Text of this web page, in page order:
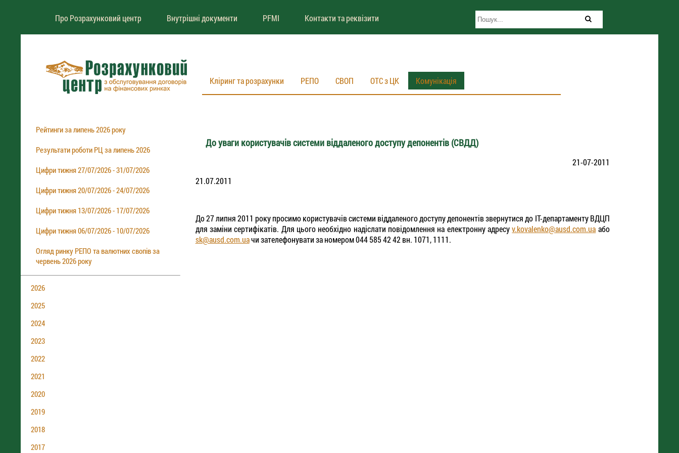
Про Розрахунковий центр Внутрішні документи PFMI Контакти та реквізити
Кліринг та розрахунки РЕПО СВОП ОТС з ЦК Комунікація
Рейтинги за липень 2026 року
Результати роботи РЦ за липень 2026
Цифри тижня 27/07/2026 - 31/07/2026
Цифри тижня 20/07/2026 - 24/07/2026
Цифри тижня 13/07/2026 - 17/07/2026
Цифри тижня 06/07/2026 - 10/07/2026
Огляд ринку РЕПО та валютних свопів за
червень 2026 року
2026
2025
2024
2023
2022
2021
2020
2019
2018
2017
До уваги користувачів системи віддаленого доступу депонентів (СВДД)
21-07-2011
21.07.2011
До 27 липня 2011 року просимо користувачів системи віддаленого доступу депонентів звернутися до ІТ-департаменту ВДЦП
для заміни сертифікатів. Для цього необхідно надіслати повідомлення на електронну адресуv.kovalenko@ausd.com.ua або
sk@ausd.com.uaчи зателефонувати за номером 044 585 42 42 вн. 1071, 1111.